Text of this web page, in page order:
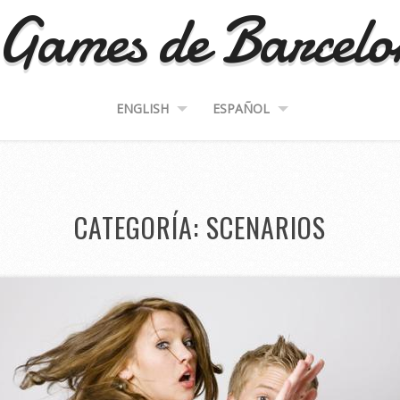
de
ENGLISH ESPAÑOL
CATEGORÍA: SCENARIOS